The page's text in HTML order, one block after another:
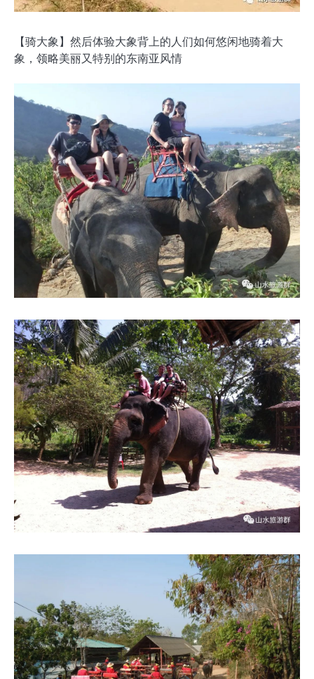
【骑大象】然后体验大象背上的人们如何悠闲地骑着大
象，领略美丽又特别的东南亚风情